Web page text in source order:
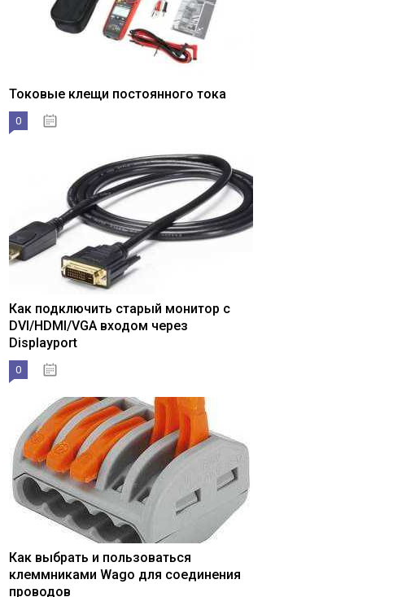
Токовые клещи постоянного тока
0
Как подключить старый монитор с
DVI/HDMI/VGA входом через
Displayport
0
Как выбрать и пользоваться
клеммниками Wago для соединения
проводов